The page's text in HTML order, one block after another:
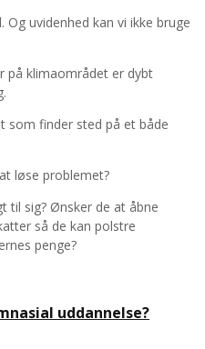
uvidenhed kan vi ikke bruge
på klimaområdet er dybt
som finder sted på et både
løse problemet?
til sig? Ønsker de at åbne
så de kan polstre
penge?
uddannelse?